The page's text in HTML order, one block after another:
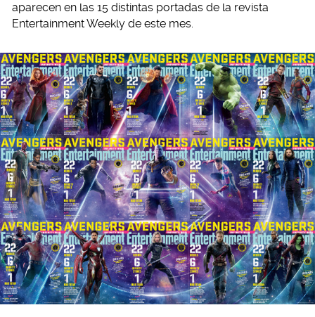
aparecen en las 15 distintas portadas de la revista
Entertainment Weekly de este mes.